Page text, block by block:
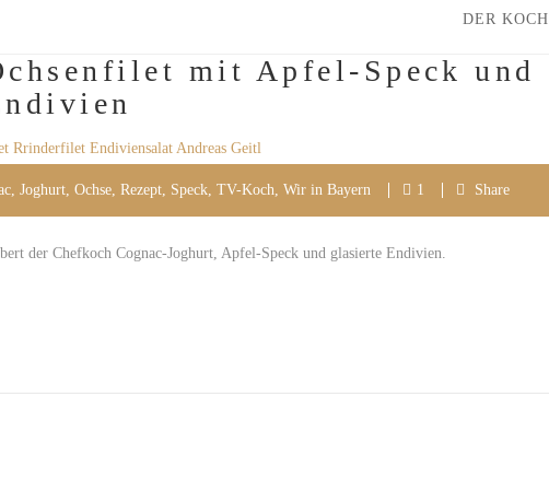
DER KOCH
mit Apfel-Speck und
Joghurt Ochse Rezept Speck TV-Koch Wir in Bayern 1 Share
der Chefkoch Cognac-Joghurt, Apfel-Speck und glasierte Endivien.